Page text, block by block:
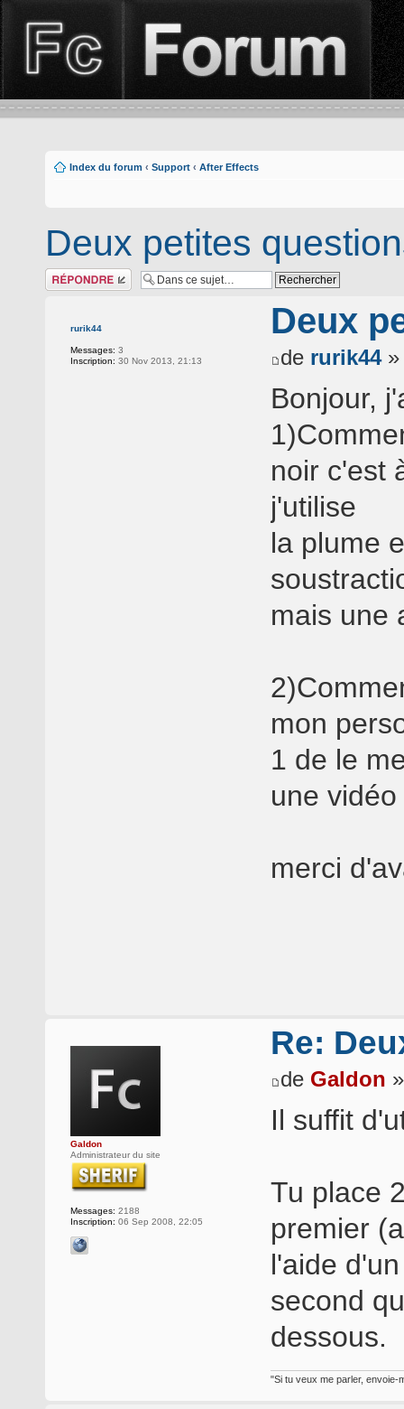
Index du forum ‹ Support ‹ After Effects
Deux petites
Répondre
rurik44
Messages: 3
Inscription: 30 Nov 2013, 21:13
Deux
de rurik44»
Bonjour,
noir c'est
j'utilise
la plume
mais une
mon
1 de le
une
merci
Galdon
Administrateur du site
Messages: 2188
Inscription: 06 Sep 2008, 22:05
Re:
de Galdon
Il suffit
Tu place
premier
l'aide
second
dessous.
"Si tu veux me parler, envoie-